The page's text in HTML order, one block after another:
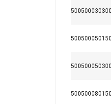
Plage
Norme: